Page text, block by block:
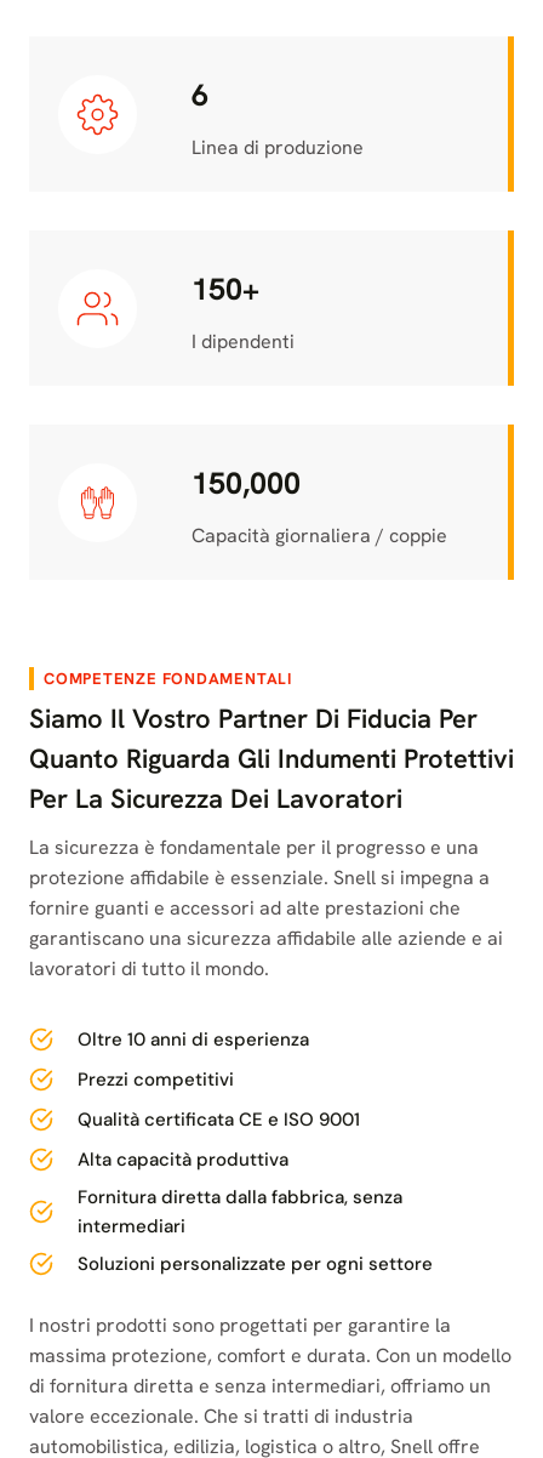
6
Linea di produzione
150+
I dipendenti
150,000
Capacità giornaliera / coppie
COMPETENZE FONDAMENTALI
Siamo Il Vostro Partner Di Fiducia Per
Quanto Riguarda Gli Indumenti Protettivi
Per La Sicurezza Dei Lavoratori
La sicurezza è fondamentale per il progresso e una
protezione affidabile è essenziale. Snell si impegna a
fornire guanti e accessori ad alte prestazioni che
garantiscano una sicurezza affidabile alle aziende e ai
lavoratori di tutto il mondo.
Oltre 10 anni di esperienza
Prezzi competitivi
Qualità certificata CE e ISO 9001
Alta capacità produttiva
Fornitura diretta dalla fabbrica, senza
intermediari
Soluzioni personalizzate per ogni settore
I nostri prodotti sono progettati per garantire la
massima protezione, comfort e durata. Con un modello
di fornitura diretta e senza intermediari, offriamo un
valore eccezionale. Che si tratti di industria
automobilistica, edilizia, logistica o altro, Snell offre